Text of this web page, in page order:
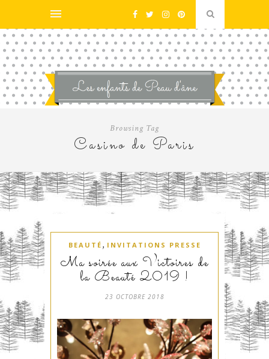
Browsing Tag
Casino de Paris
BEAUTÉ , INVITATIONS PRESSE
Ma soirée aux Victoires de
la Beauté 2019 !
23 OCTOBRE 2018